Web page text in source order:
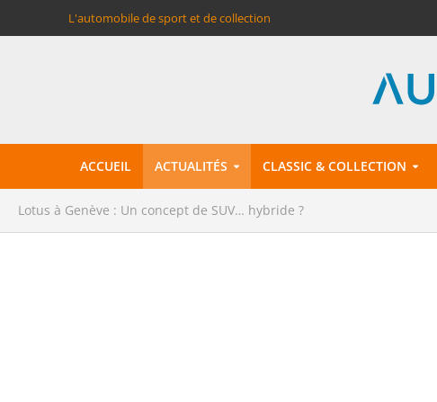
L'automobile de sport et de collection
ACCUEIL ACTUALITÉS CLASSIC & COLLECTION
Lotus à Genève : Un concept de SUV… hybride ?